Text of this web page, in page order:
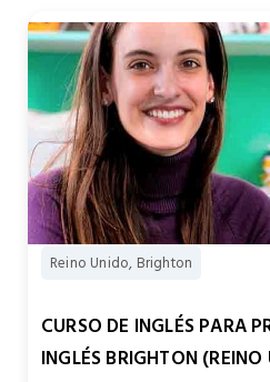
Reino Unido, Brighton
CURSO DE INGLÉS PARA
INGLÉS BRIGHTON